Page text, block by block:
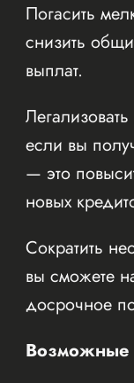
Погасить
снизить
выплат.
если вы
— это
новых
Сократить
вы сможете
досрочное
Возможные